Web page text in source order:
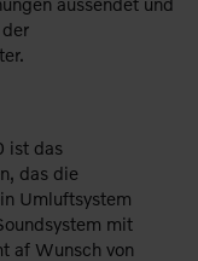
ist das
das die
Umluftsystem
mit
af Wunsch von